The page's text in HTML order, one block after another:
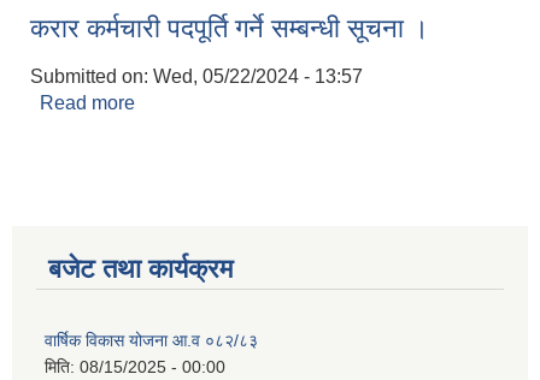
करार कर्मचारी पदपूर्ति गर्ने सम्बन्धी सूचना ।
Submitted on: Wed, 05/22/2024 - 13:57
Read more
बजेट तथा कार्यक्रम
वार्षिक विकास योजना आ.व ०८२/८३
मिति: 08/15/2025 - 00:00